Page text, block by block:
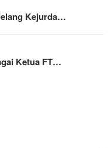
Kejurda…
Ketua FT…